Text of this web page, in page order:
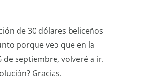
de 30 dólares beliceños
porque veo que en la
de septiembre, volveré a ir.
Gracias.